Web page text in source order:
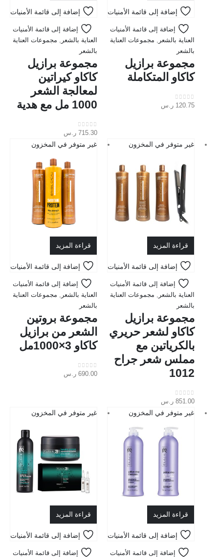
إضافة إلى قائمة الأمنيات
إضافة إلى قائمة الأمنيات
العناية بالشعر
مجموعات العناية
بالشعر
مجموعة برازيل
كاكاو المتكاملة
0
out of 5
120.75 ر.س
إضافة إلى قائمة الأمنيات
إضافة إلى قائمة الأمنيات
العناية بالشعر
مجموعات العناية
بالشعر
مجموعة برازيل
كاكاو كيراتين
لمعالجة الشعر
1000 مل مع هدية
0
out of 5
715.30 ر.س
غير متوفر في المخزون
قراءة المزيد
إضافة إلى قائمة الأمنيات
إضافة إلى قائمة الأمنيات
العناية بالشعر , مجموعات العناية
بالشعر
مجموعة برازيل
كاكاو لشعر حريري
بالكرياتين مع
مملس شعر جراح
1012
0
out of 5
851.00 ر.س
غير متوفر في المخزون
قراءة المزيد
إضافة إلى قائمة الأمنيات
إضافة إلى قائمة الأمنيات
العناية بالشعر , مجموعات العناية
بالشعر
مجموعة بروتين
الشعر من برازيل
كاكاو 3×1000مل
0
out of 5
690.00 ر.س
غير متوفر في المخزون
قراءة المزيد
إضافة إلى قائمة الأمنيات
إضافة إلى قائمة الأمنيات
غير متوفر في المخزون
قراءة المزيد
إضافة إلى قائمة الأمنيات
إضافة إلى قائمة الأمنيات